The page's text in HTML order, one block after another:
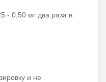
- 0,50 мг два раза в
и не